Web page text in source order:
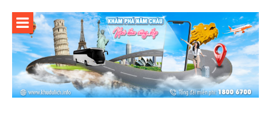
content